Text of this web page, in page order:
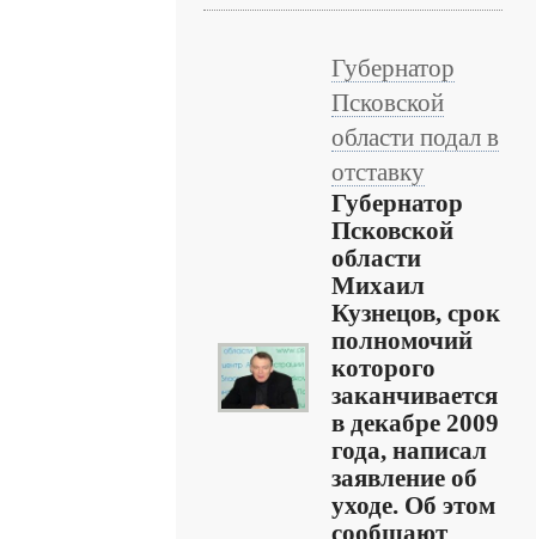
Губернатор
Псковской
области подал в
отставку
Губернатор
Псковской
области
Михаил
Кузнецов, срок
полномочий
которого
заканчивается
в декабре 2009
года, написал
заявление об
уходе. Об этом
сообщают